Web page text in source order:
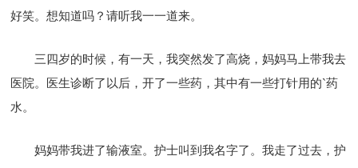
好笑。想知道吗？请听我一一道来。
三四岁的时候，有一天，我突然发了高烧，妈妈马上带我去
医院。医生诊断了以后，开了一些药，其中有一些打针用的`药
水。
妈妈带我进了输液室。护士叫到我名字了。我走了过去，护